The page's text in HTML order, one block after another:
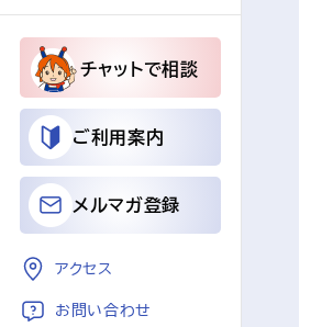
チャットで相談
ご利用案内
メルマガ登録
アクセス
お問い合わせ